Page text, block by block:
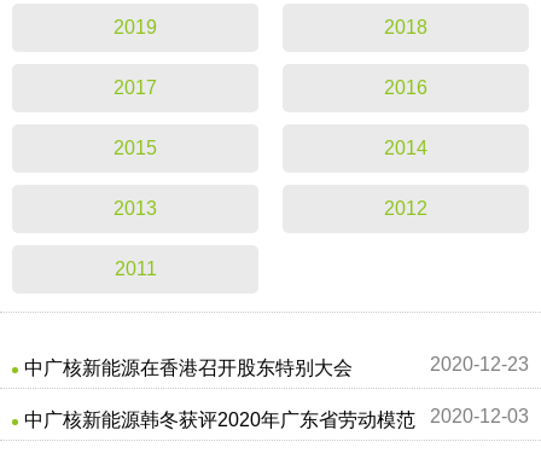
2019 2018
2017 2016
2015 2014
2013 2012
2011
中广核新能源在香港召开股东特别大会 2020-12-23
中广核新能源韩冬获评2020年广东省劳动模范 2020-12-03